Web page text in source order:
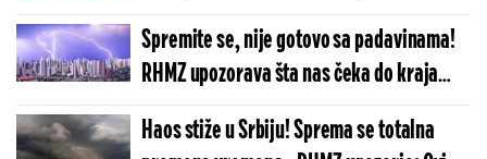
potpuno neočekivano - Goreće i nebo i
zemlja (MAPA)
Spremite se, nije gotovo sa padavinama!
RHMZ upozorava šta nas čeka do kraja
dana, tri regiona na udaru!
Haos stiže u Srbiju! Sprema se totalna